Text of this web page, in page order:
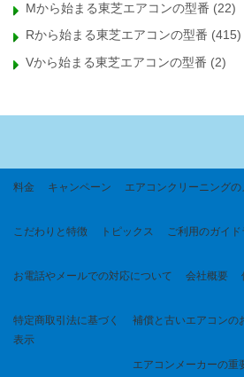
Mから始まる東芝エアコンの型番 (22)
Rから始まる東芝エアコンの型番 (415)
Vから始まる東芝エアコンの型番 (2)
料金 キャンペーン エアコンクリーニングの
こだわりと特徴 トピックス ご利用のガイド
お電話やメールでの対応について 会社概要
特定商取引法に基づく
表示
補償と古いエアコンの
エアコンメーカーの重